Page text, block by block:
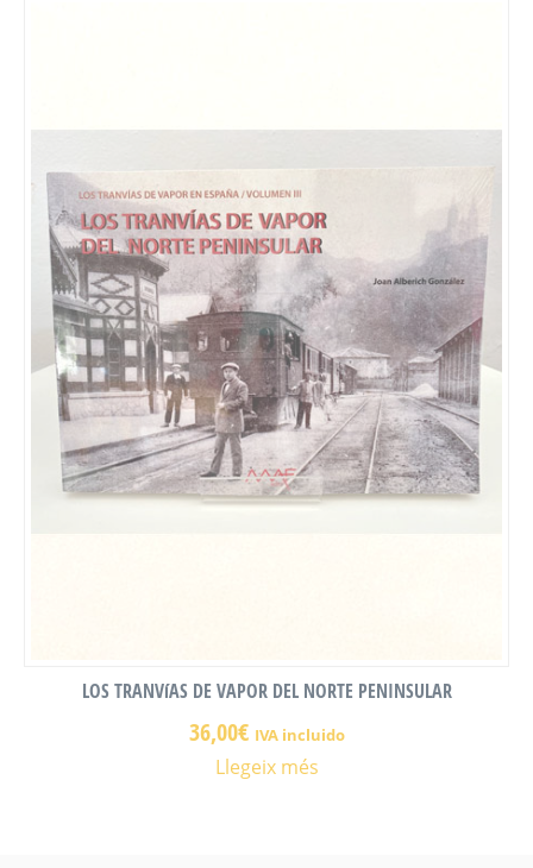
LOS TRANVíAS DE VAPOR DEL NORTE PENINSULAR
36,00€ IVA incluido
Llegeix més